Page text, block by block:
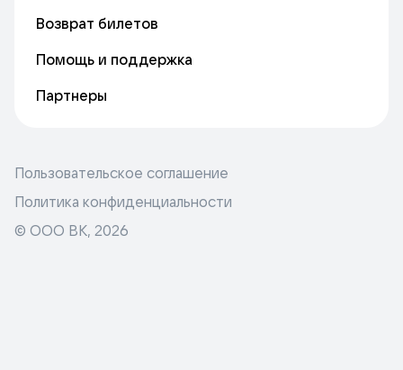
Возврат билетов
Помощь и поддержка
Партнеры
Пользовательское соглашение
Политика конфиденциальности
© ООО ВК, 2026